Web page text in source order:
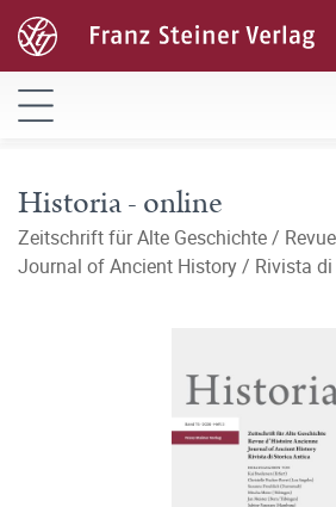
Historia - online
Zeitschrift für Alte Geschichte /
Journal of Ancient History / Rivista